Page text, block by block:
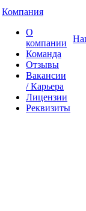
Компания
О
компании
Команда
Отзывы
Вакансии
/ Карьера
Лицензии
Реквизиты